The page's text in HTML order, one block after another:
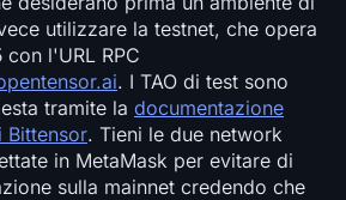
utilizzare la testnet, che opera
l'URL RPC
. I TAO di test sono
tramite la documentazione
Bittensor. Tieni le due network
in MetaMask per evitare di
sulla mainnet credendo che